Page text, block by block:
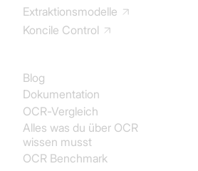
Extraktionsmodelle
Koncile Control
Blog
Dokumentation
OCR-Vergleich
Alles was du über OCR
wissen musst
OCR Benchmark